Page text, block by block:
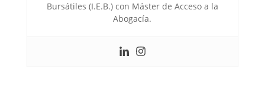
Bursátiles (I.E.B.) con Máster de Acceso a la
Abogacía.